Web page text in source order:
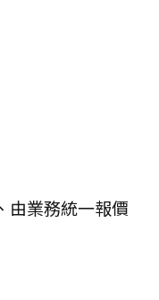
由業務統一報價